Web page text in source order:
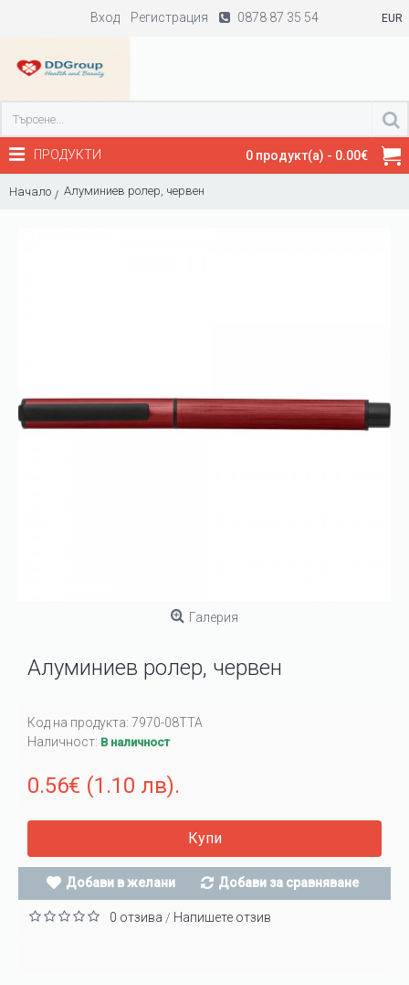
Вход Регистрация 0878 87 35 54 EUR
0 продукт(а) - 0.00€
ПРОДУКТИ
Начало Алуминиев ролер, червен
Галерия
Алуминиев ролер, червен
Код на продукта: 7970-08TTA
Наличност: В наличност
0.56€ (1.10 лв).
Купи
Добави в желани Добави за сравняване
0 отзива / Напишете отзив